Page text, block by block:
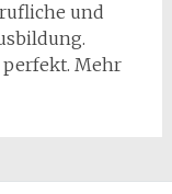
und
perfekt. Mehr